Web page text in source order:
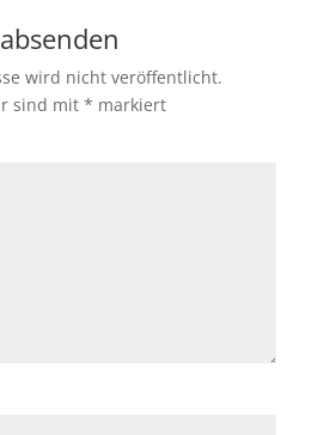
wird nicht veröffentlicht.
sind mit * markiert